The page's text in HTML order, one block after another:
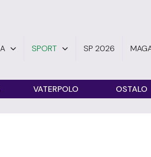
SPORT SP 2026
VATERPOLO OSTALO